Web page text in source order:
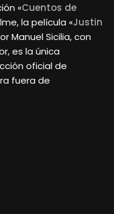
«Cuentos de
la película «Justin
Manuel Sicilia, con
es la única
oficial de
fuera de